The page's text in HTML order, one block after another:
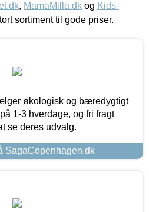
, MamaMilla.dk og Kids-
sortiment til gode priser.
økologisk og bæredygtigt
1-3 hverdage, og fri fragt
se deres udvalg.
SagaCopenhagen.dk